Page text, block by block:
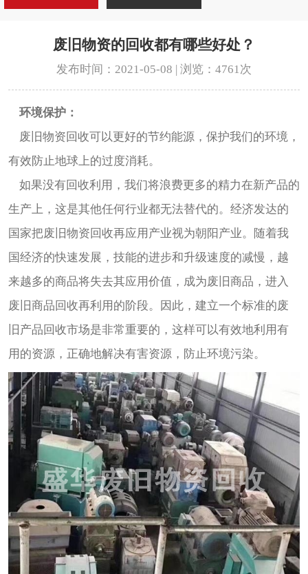
废旧物资的回收都有哪些好处？
发布时间：2021-05-08 | 浏览：4761次
环境保护：
废旧物资回收可以更好的节约能源，保护我们的环境，
有效防止地球上的过度消耗。
如果没有回收利用，我们将浪费更多的精力在新产品的
生产上，这是其他任何行业都无法替代的。经济发达的
国家把废旧物资回收再应用产业视为朝阳产业。随着我
国经济的快速发展，技能的进步和升级速度的减慢，越
来越多的商品将失去其应用价值，成为废旧商品，进入
废旧商品回收再利用的阶段。因此，建立一个标准的废
旧产品回收市场是非常重要的，这样可以有效地利用有
用的资源，正确地解决有害资源，防止环境污染。